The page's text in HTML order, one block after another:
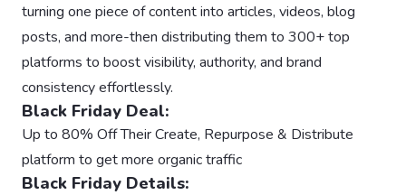
turning one piece of content into articles, videos, blog
posts, and more-then distributing them to 300+ top
platforms to boost visibility, authority, and brand
consistency effortlessly.
Black Friday Deal:
Up to 80% Off Their Create, Repurpose & Distribute
platform to get more organic traffic
Black Friday Details: